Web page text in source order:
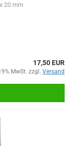
20 mm
17,50 EUR
MwSt. zzgl. Versand